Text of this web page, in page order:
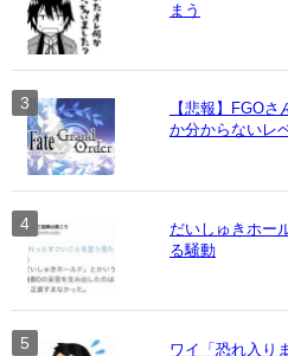
まう
【悲報】FGO
か分からないレ
だいしゅきホー
る騒動
ワイ「恐れ入り